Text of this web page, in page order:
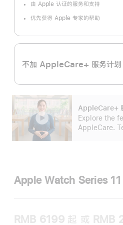
注
由 Apple 认证的服务和支持
优先获得 Apple 专家的帮助
不加 AppleCare+ 服务计划
AppleCare+ 服
Explore the
AppleCare.
Apple Watch Series 11
RMB 6199起 或 RMB